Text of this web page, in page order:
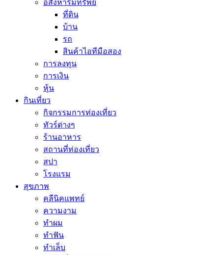
อสังหาริมทรัพย์
ที่ดิน
บ้าน
รถ
สินค้าไอทีมือสอง
การลงทุน
การเงิน
หุ้น
กินเที่ยว
กิจกรรมการท่องเที่ยว
ทัวร์ต่างๆ
ร้านอาหาร
สถานที่ท่องเที่ยว
สปา
โรงแรม
สุขภาพ
คลีนิคแพทย์
ความงาม
ทำผม
ทำฟัน
ทำเล็บ